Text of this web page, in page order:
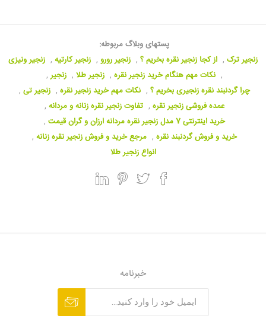
پستهای وبلاگ مربوطه:
زنجیر ترک , از کجا زنجیر نقره بخریم ؟ , زنجیر رورو , زنجیر کارتیه , زنجیر ونیزی
, نکات مهم هنگام خرید زنجیر نقره , زنجیر طلا , زنجیر ,
چرا گردنبند نقره زنجیری بخریم ؟ , نکات مهم خرید زنجیر نقره , زنجیر تی ,
عمده فروشی زنجیر نقره , تفاوت زنجیر نقره زنانه و مردانه ,
خرید اینترنتی 7 مدل زنجیر نقره مردانه ارزان و گران قیمت
,
خرید و فروش گردنبند نقره , مرجع خرید و فروش زنجیر نقره زنانه ,
انواع زنجیر طلا
خبرنامه